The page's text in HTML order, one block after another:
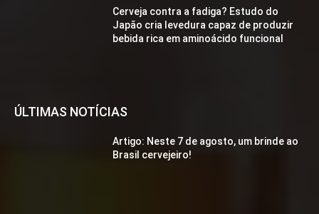
Cerveja contra a fadiga? Estudo do
Japão cria levedura capaz de produzir
bebida rica em aminoácido funcional
ÚLTIMAS NOTÍCIAS
Artigo: Neste 7 de agosto, um brinde ao
Brasil cervejeiro!